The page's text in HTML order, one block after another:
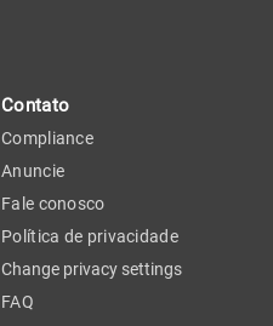
Contato
Compliance
Anuncie
Fale conosco
Política de privacidade
Change privacy settings
FAQ